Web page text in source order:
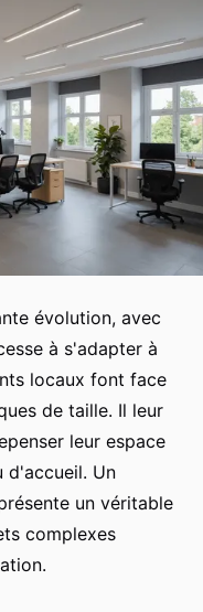
évolution, avec
à s'adapter à
locaux font face
de taille. Il leur
leur espace
d'accueil. Un
un véritable
complexes